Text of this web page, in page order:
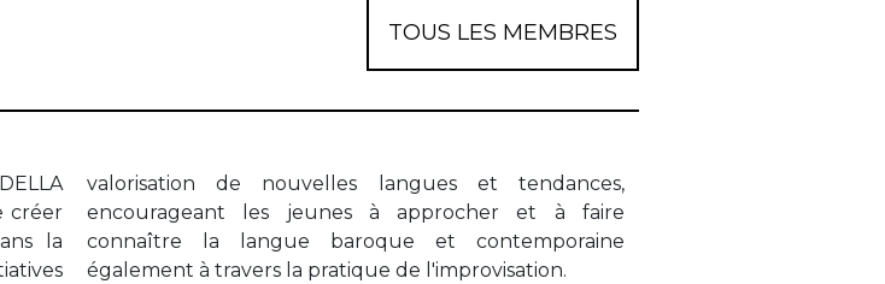
TOUS LES MEMBRES
créer
la
valorisation de nouvelles langues et tendances,
encourageant les jeunes à approcher et à faire
connaître la langue baroque et contemporaine
également à travers la pratique de l'improvisation.